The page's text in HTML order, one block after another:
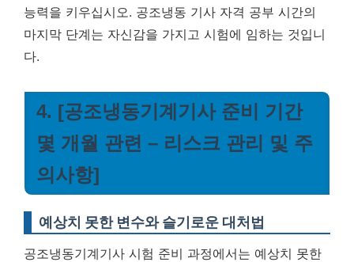
능력을 키우십시오. 공조냉동 기사 자격 공부 시간의
마지막 단계는 자신감을 가지고 시험에 임하는 것입니
다.
4. [공조냉동기계기사 준비 기간
몇 개월 관련 – 리스크 관리 및 주
의사항]
예상치 못한 변수와 슬기로운 대처법
공조냉동기계기사 시험 준비 과정에서는 예상치 못한